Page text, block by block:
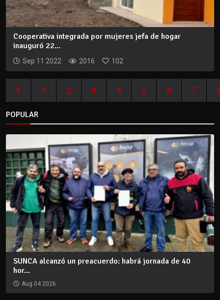
Cooperativa integrada por mujeres jefa de hogar
inauguró 22...
Sep 11 2022 2016 102
1 2 3 4 5 6 7
POPULAR
SUNCA alcanzó un preacuerdo: habrá jornada de 40
hor...
Aug 04 2026